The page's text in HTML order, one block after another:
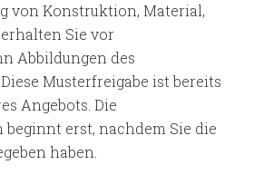
von Konstruktion, Material,
Sie vor
Abbildungen des
Musterfreigabe ist bereits
Angebots. Die
erst, nachdem Sie die
haben.